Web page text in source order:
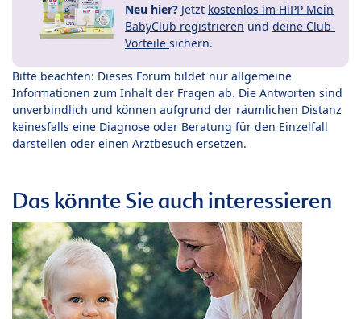
Neu hier? Jetzt kostenlos im HiPP Mein
BabyClub registrieren und deine Club-
Vorteile sichern.
Bitte beachten: Dieses Forum bildet nur allgemeine
Informationen zum Inhalt der Fragen ab. Die Antworten sind
unverbindlich und können aufgrund der räumlichen Distanz
keinesfalls eine Diagnose oder Beratung für den Einzelfall
darstellen oder einen Arztbesuch ersetzen.
Das könnte Sie auch interessieren